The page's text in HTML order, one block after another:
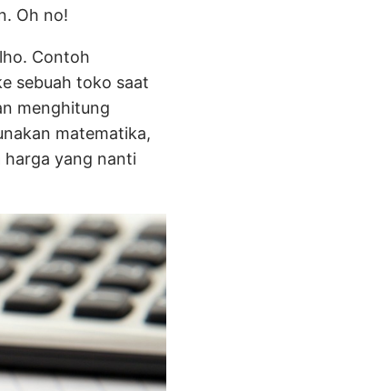
Oh no!
Contoh
sebuah toko saat
menghitung
matematika,
harga yang nanti